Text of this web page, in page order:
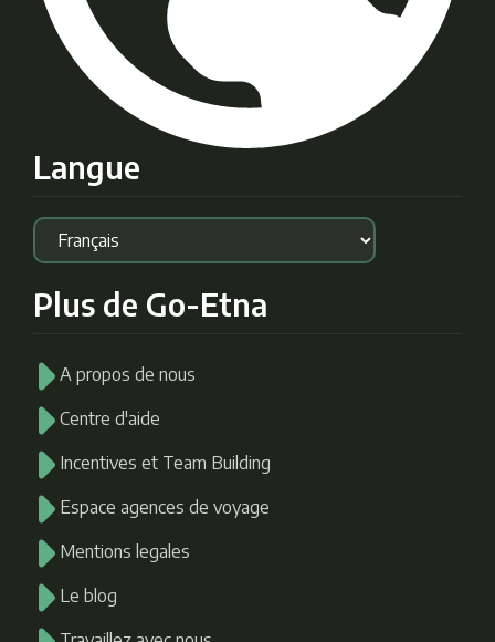
Langue
Plus de Go-Etna
A propos de nous
Centre d'aide
Incentives et Team Building
Espace agences de voyage
Mentions legales
Le blog